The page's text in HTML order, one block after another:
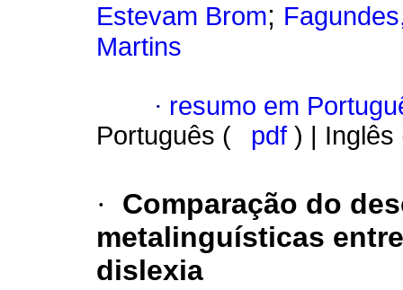
Estevam Brom;
Martins
· resumo em
Português (
pdf ) |
·
Comparação do
metalinguísticas
dislexia